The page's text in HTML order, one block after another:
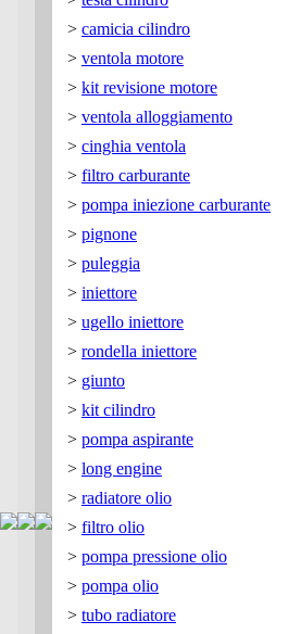
> camicia cilindro
> ventola motore
> kit revisione motore
> ventola alloggiamento
> cinghia ventola
> filtro carburante
> pompa iniezione carburante
> pignone
> puleggia
> iniettore
> ugello iniettore
> rondella iniettore
> giunto
> kit cilindro
> pompa aspirante
> long engine
> radiatore olio
> filtro olio
> pompa pressione olio
> pompa olio
> tubo radiatore